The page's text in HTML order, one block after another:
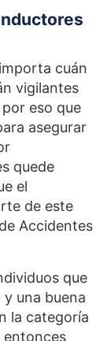
cuán
vigilantes
eso que
asegurar
quede
el
de este
Accidentes
que
una buena
la categoría
entonces